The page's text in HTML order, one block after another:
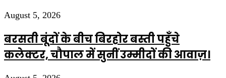
August 5, 2026
बरसती बूंदों के बीच बिरहोर बस्ती पहुँचे
कलेक्टर, चौपाल में सुनीं उम्मीदों की आवाज़।